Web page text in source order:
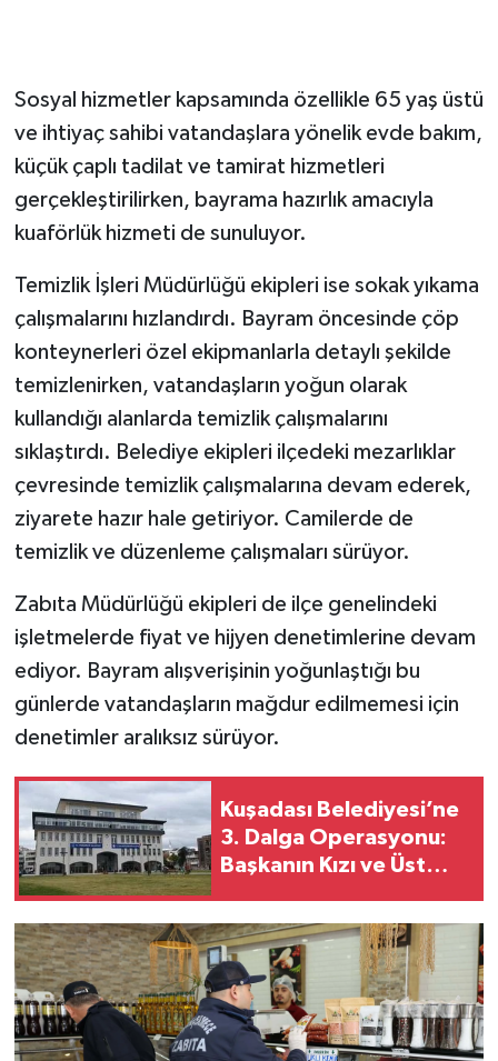
Sosyal hizmetler kapsamında özellikle 65 yaş üstü
ve ihtiyaç sahibi vatandaşlara yönelik evde bakım,
küçük çaplı tadilat ve tamirat hizmetleri
gerçekleştirilirken, bayrama hazırlık amacıyla
kuaförlük hizmeti de sunuluyor.
Temizlik İşleri Müdürlüğü ekipleri ise sokak yıkama
çalışmalarını hızlandırdı. Bayram öncesinde çöp
konteynerleri özel ekipmanlarla detaylı şekilde
temizlenirken, vatandaşların yoğun olarak
kullandığı alanlarda temizlik çalışmalarını
sıklaştırdı. Belediye ekipleri ilçedeki mezarlıklar
çevresinde temizlik çalışmalarına devam ederek,
ziyarete hazır hale getiriyor. Camilerde de
temizlik ve düzenleme çalışmaları sürüyor.
Zabıta Müdürlüğü ekipleri de ilçe genelindeki
işletmelerde fiyat ve hijyen denetimlerine devam
ediyor. Bayram alışverişinin yoğunlaştığı bu
günlerde vatandaşların mağdur edilmemesi için
denetimler aralıksız sürüyor.
Kuşadası Belediyesi’ne
3. Dalga Operasyonu:
Başkanın Kızı ve Üst
Gözaltında